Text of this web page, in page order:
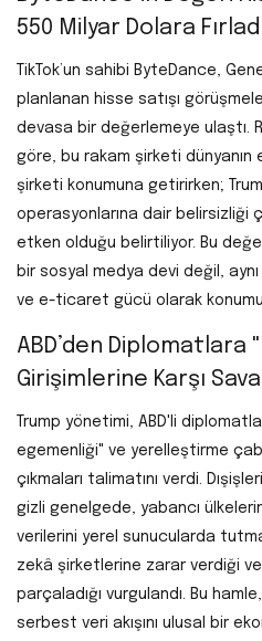
550 Milyar Dolara
TikTok’un sahibi ByteDance,
planlanan hisse satışı
devasa bir değerlemeye ulaştı.
göre, bu rakam şirketi
şirketi konumuna getirirken;
operasyonlarına dair belirsizliği
etken olduğu belirtiliyor. Bu
bir sosyal medya devi değil,
ve e-ticaret gücü olarak
ABD’den Diplomatlara
Girişimlerine Karşı
Trump yönetimi, ABD'li
egemenliği" ve yerelleştirme
çıkmaları talimatını verdi.
gizli genelgede, yabancı
verilerini yerel sunucularda
zekâ şirketlerine zarar verdiği ve
parçaladığı vurgulandı. Bu
serbest veri akışını ulusal bir